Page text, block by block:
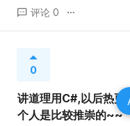
评论 0
0
讲道理用C#,以后热
个人是比较推崇的~~